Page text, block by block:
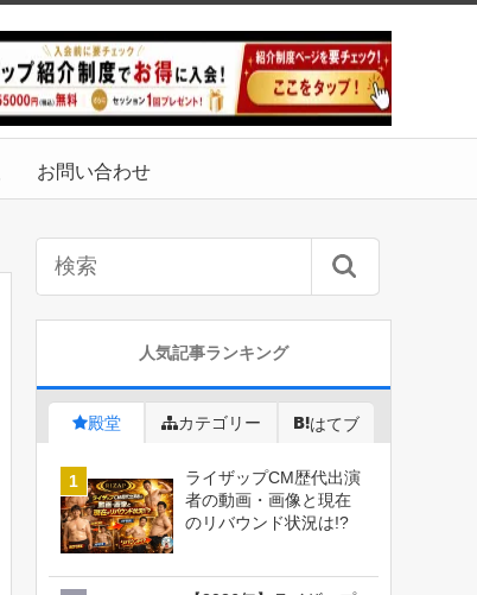
お問い合わせ
人気記事ランキング
殿堂 カテゴリー はてブ
ライザップCM歴代出演
者の動画・画像と現在
のリバウンド状況は!?